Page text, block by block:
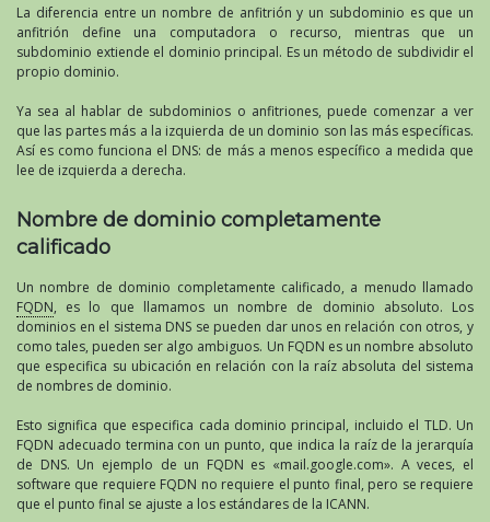
La diferencia entre un nombre de anfitrión y un subdominio es que un
anfitrión define una computadora o recurso, mientras que un
subdominio extiende el dominio principal. Es un método de subdividir el
propio dominio.
Ya sea al hablar de subdominios o anfitriones, puede comenzar a ver
que las partes más a la izquierda de un dominio son las más específicas.
Así es como funciona el DNS: de más a menos específico a medida que
lee de izquierda a derecha.
Nombre de dominio completamente
calificado
Un nombre de dominio completamente calificado, a menudo llamado
FQDN, es lo que llamamos un nombre de dominio absoluto. Los
dominios en el sistema DNS se pueden dar unos en relación con otros, y
como tales, pueden ser algo ambiguos. Un FQDN es un nombre absoluto
que especifica su ubicación en relación con la raíz absoluta del sistema
de nombres de dominio.
Esto significa que especifica cada dominio principal, incluido el TLD. Un
FQDN adecuado termina con un punto, que indica la raíz de la jerarquía
de DNS. Un ejemplo de un FQDN es «mail.google.com». A veces, el
software que requiere FQDN no requiere el punto final, pero se requiere
que el punto final se ajuste a los estándares de la ICANN.